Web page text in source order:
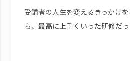
受講者の人生を変えるきっかけ
ら、最高に上手くいった研修だっ